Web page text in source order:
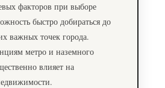
факторов при выборе
быстро добираться до
важных точек города.
метро и наземного
влияет на